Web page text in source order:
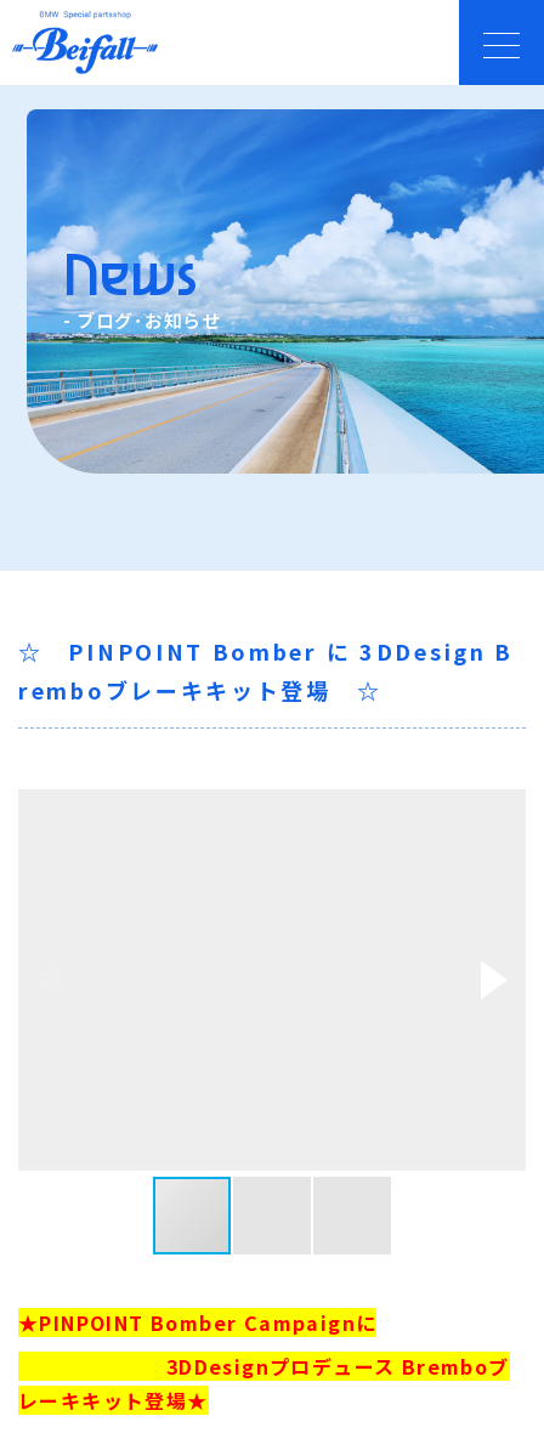
News
- ブログ･お知らせ
☆ PINPOINT Bomber に 3DDesign B
remboブレーキキット登場 ☆
★PINPOINT Bomber Campaignに
3DDesignプロデュース Bremboブ
レーキキット登場★